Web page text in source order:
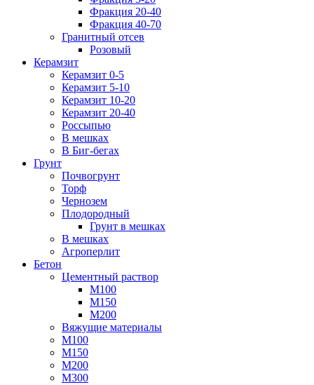
Фракция 20-40
Фракция 40-70
Гранитный отсев
Розовый
Керамзит
Керамзит 0-5
Керамзит 5-10
Керамзит 10-20
Керамзит 20-40
Россыпью
В мешках
В Биг-бегах
Грунт
Почвогрунт
Торф
Чернозем
Плодородный
Грунт в мешках
В мешках
Агроперлит
Бетон
Цементный раствор
М100
М150
М200
Вяжущие материалы
М100
М150
М200
М300